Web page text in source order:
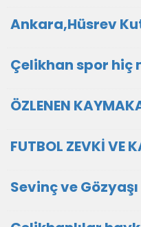
Ankara,Hüsrev
Çelikhan spor hiç
ÖZLENEN
FUTBOL ZEVKİ VE
Sevinç ve Gözyaşı